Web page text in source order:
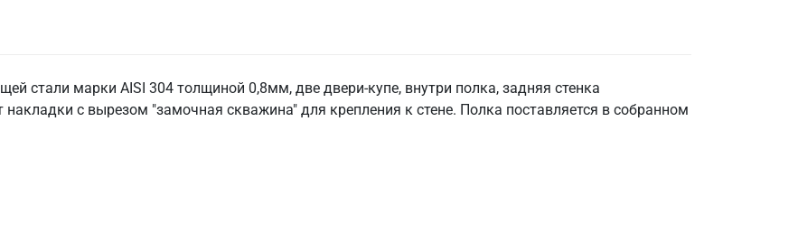
стали марки AISI 304 толщиной 0,8мм, две двери-купе, внутри полка, задняя стенка
с вырезом "замочная скважина" для крепления к стене. Полка поставляется в собранном